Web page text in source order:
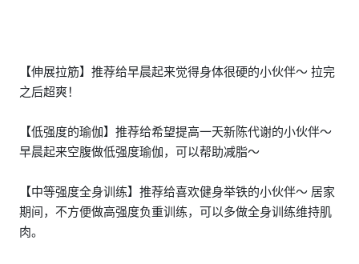
【伸展拉筋】推荐给早晨起来觉得身体很硬的小伙伴～ 拉完
之后超爽！
【低强度的瑜伽】推荐给希望提高一天新陈代谢的小伙伴～
早晨起来空腹做低强度瑜伽，可以帮助减脂～
【中等强度全身训练】推荐给喜欢健身举铁的小伙伴～ 居家
期间，不方便做高强度负重训练，可以多做全身训练维持肌
肉。